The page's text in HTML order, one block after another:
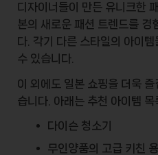
디자이너들이 만든 유니크한
본의 새로운 패션 트렌드를 경
다. 각기 다른 스타일의 아이
수 있습니다.
이 외에도 일본 쇼핑을 더욱
습니다. 아래는 추천 아이템 목
다이슨 청소기
무인양품의 고급 키친